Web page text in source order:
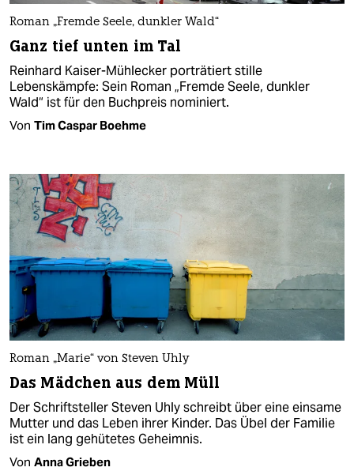
Roman „Fremde Seele, dunkler Wald“
Ganz tief unten im Tal
Reinhard Kaiser-Mühlecker porträtiert stille
Lebenskämpfe: Sein Roman „Fremde Seele, dunkler
Wald“ ist für den Buchpreis nominiert.
Von Tim Caspar Boehme
Roman „Marie“ von Steven Uhly
Das Mädchen aus dem Müll
Der Schriftsteller Steven Uhly schreibt über eine einsame
Mutter und das Leben ihrer Kinder. Das Übel der Familie
ist ein lang gehütetes Geheimnis.
Von Anna Grieben